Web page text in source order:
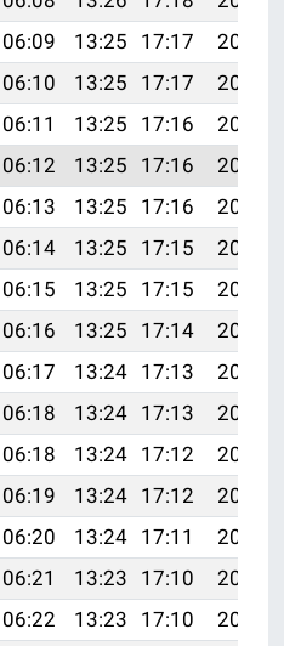
06:09 13:25 17:17
20:32
06:10 13:25 17:17
20:31
06:11 13:25 17:16
20:30
06:12 13:25 17:16
20:29
06:13 13:25 17:16
20:27
06:14 13:25 17:15
20:26
06:15 13:25 17:15
20:25
06:16 13:25 17:14
20:24
06:17 13:24 17:13
20:22
06:18 13:24 17:13
20:21
06:18 13:24 17:12
20:20
06:19 13:24 17:12
20:18
06:20 13:24 17:11
20:17
06:21 13:23 17:10
20:15
06:22 13:23 17:10
20:14